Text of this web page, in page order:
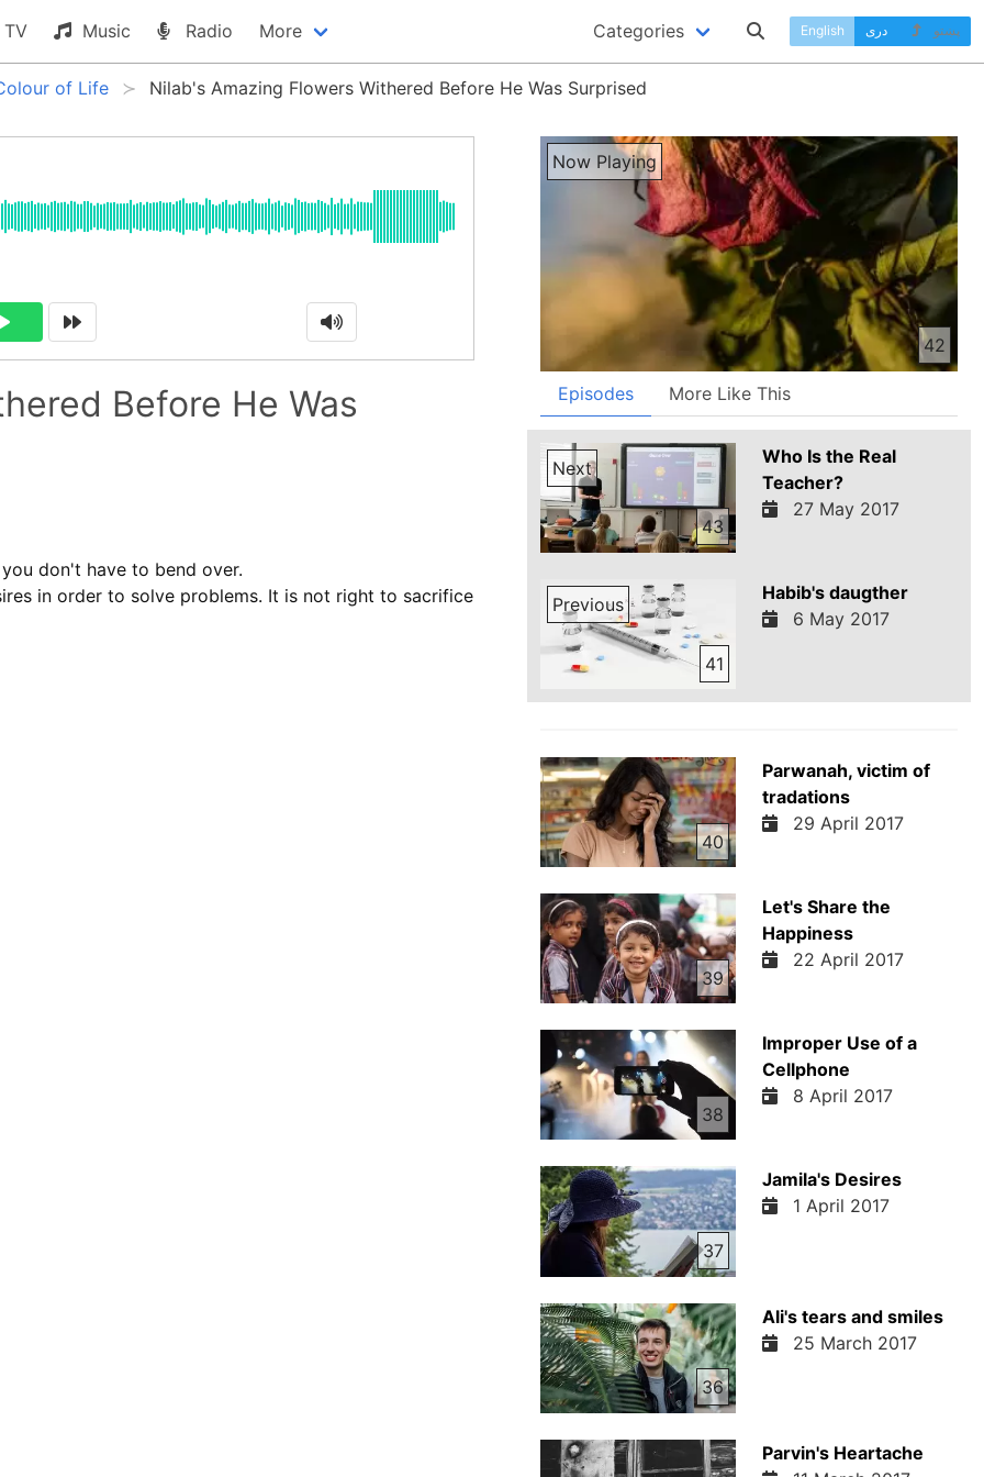
TV Music Radio More Categories English دری پښتو
of Life Nilab's Amazing Flowers Withered Before He Was Surprised
Before He Was
don't have to bend over.
in order to solve problems. It is not right to sacrifice
Now Playing
42
Episodes More Like This
Next
43
Who Is the Real
Teacher?
27 May 2017
Previous
41
Habib's daugther
6 May 2017
40
Parwanah, victim of
tradations
29 April 2017
39
Let's Share the
Happiness
22 April 2017
38
Improper Use of a
Cellphone
8 April 2017
37
Jamila's Desires
1 April 2017
36
Ali's tears and smiles
25 March 2017
Parvin's Heartache